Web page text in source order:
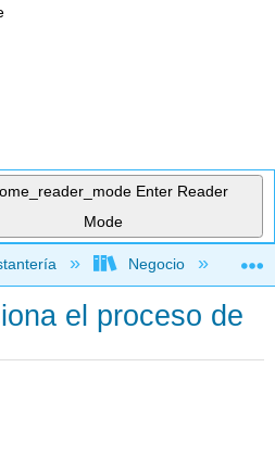
Enter Reader
Mode
jerarquía global
Negocio
el proceso de